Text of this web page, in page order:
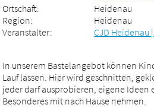
Ortschaft:
Heidenau
Region:
Heidenau
Veranstalter:
CJD Heidenau
In unserem Bastelangebot können
Lauf lassen. Hier wird geschnitten,
jeder darf ausprobieren, eigene Ideen
Besonderes mit nach Hause nehmen.